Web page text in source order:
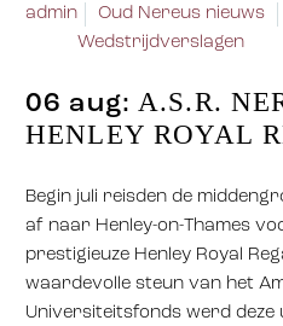
admin
Oud Nereus nieuws
Wedstrijdverslagen
06 aug: A.S.R.
HENLEY ROYAL
Begin juli reisden de
af naar Henley-on-Thames
prestigieuze Henley Royal
waardevolle steun van het
Universiteitsfonds werd